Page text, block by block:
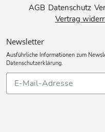
AGB Datenschutz
Vertrag
Newsletter
Ausführliche Informationen zum
Datenschutzerklärung.
Abonnieren
unsere